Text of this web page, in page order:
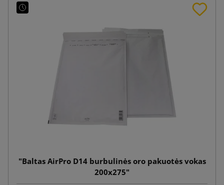
"Baltas AirPro D14 burbulinės oro pakuotės vokas
200x275"